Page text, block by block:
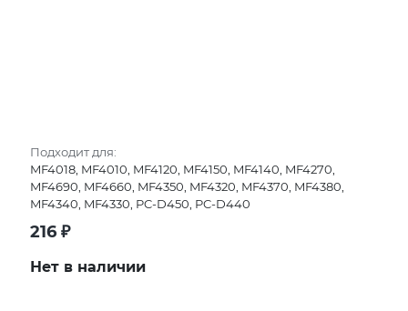
Подходит для:
MF4018, MF4010, MF4120, MF4150, MF4140, MF4270,
MF4690, MF4660, MF4350, MF4320, MF4370, MF4380,
MF4340, MF4330, PC-D450, PC-D440
216 ₽
Нет в наличии